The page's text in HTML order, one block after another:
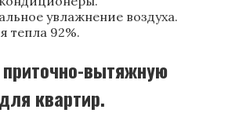
увлажнение воздуха.
тепла 92%.
вытяжную
квартир.